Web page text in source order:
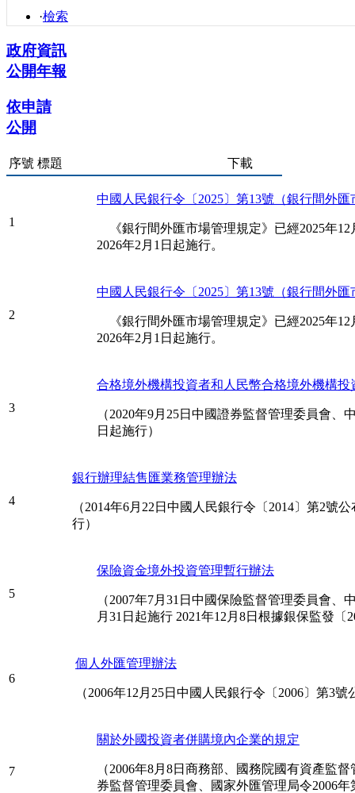
·檢索
政府資訊
公開年報
依申請
公開
序號 標題 下載
1
中國人民銀行令〔2025〕第13號（銀行間外匯
《銀行間外匯市場管理規定》已經2025年
2026年2月1日起施行。
2
中國人民銀行令〔2025〕第13號（銀行間外匯
《銀行間外匯市場管理規定》已經2025年
2026年2月1日起施行。
3
合格境外機構投資者和人民幣合格境外機構投
（2020年9月25日中國證券監督管理委員會
日起施行）
4
銀行辦理結售匯業務管理辦法
（2014年6月22日中國人民銀行令〔2014〕第2號
行）
5
保險資金境外投資管理暫行辦法
（2007年7月31日中國保險監督管理委員會
月31日起施行 2021年12月8日根據銀保監發〔
6
個人外匯管理辦法
（2006年12月25日中國人民銀行令〔2006〕第3
7
關於外國投資者併購境內企業的規定
（2006年8月8日商務部、國務院國有資產監
券監督管理委員會、國家外匯管理局令2006